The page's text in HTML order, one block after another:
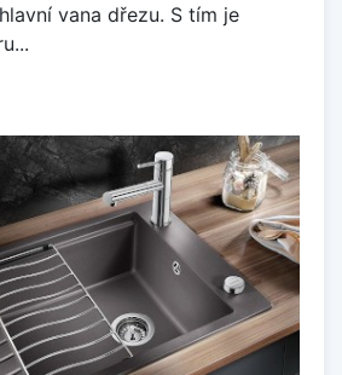
vana dřezu. S tím je